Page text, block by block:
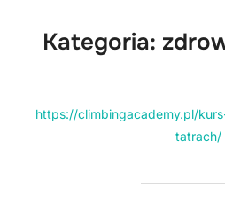
Kategoria:
https://climbingacademy.pl/
tatrach/